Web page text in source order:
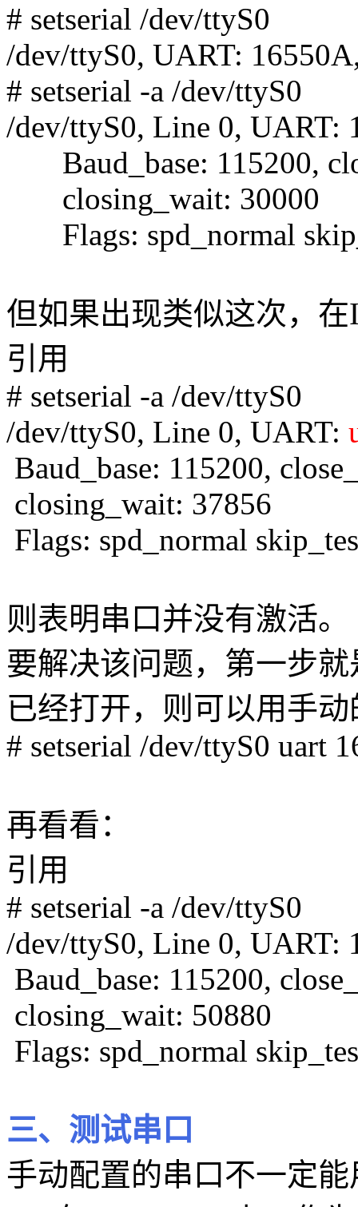
# setserial /dev/ttyS0
/dev/ttyS0, UART:
# setserial -a /dev/ttyS0
/dev/ttyS0, Line 0, UART:
Baud_base: 115200,
closing_wait: 30000
Flags: spd_normal
但如果出现类似这次，
引用
# setserial -a /dev/ttyS0
/dev/ttyS0, Line 0, UART:
Baud_base: 115200,
closing_wait: 37856
Flags: spd_normal
则表明串口并没有激活。
要解决该问题，第一步
已经打开，则可以用手
# setserial /dev/ttyS0 uart
再看看：
引用
# setserial -a /dev/ttyS0
/dev/ttyS0, Line 0, UART:
Baud_base: 115200,
closing_wait: 50880
Flags: spd_normal
三、测试串口
手动配置的串口不一定